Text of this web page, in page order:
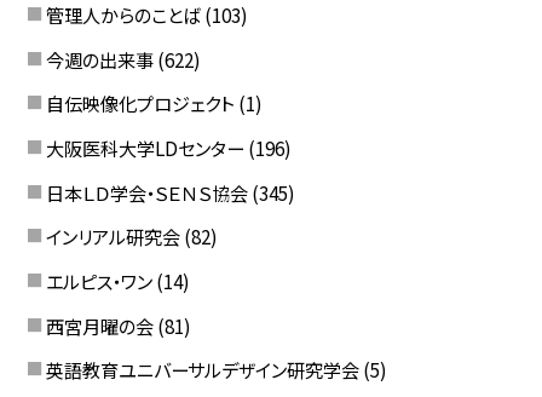
管理人からのことば (103)
今週の出来事 (622)
自伝映像化プロジェクト (1)
大阪医科大学LDセンター (196)
日本ＬＤ学会・ＳＥＮＳ協会 (345)
インリアル研究会 (82)
エルピス・ワン (14)
西宮月曜の会 (81)
英語教育ユニバーサルデザイン研究学会 (5)